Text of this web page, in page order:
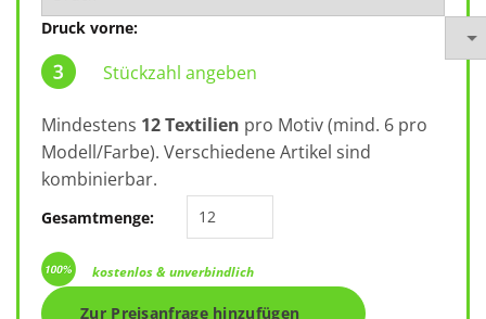
Druck vorne:
Stückzahl angeben
Mindestens 12 Textilien pro Motiv (mind. 6 pro
Modell/Farbe). Verschiedene Artikel sind
kombinierbar.
Gesamtmenge:
kostenlos & unverbindlich